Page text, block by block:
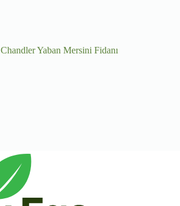
Chandler Yaban Mersini Fidanı